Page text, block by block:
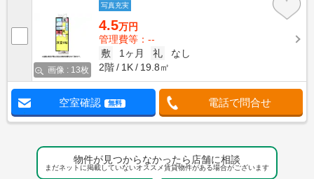
画像 : 13枚
写真充実
4.5万円
管理費等：--
敷
1ヶ月 礼
なし
2階
1K 19.8㎡
空室確認 無料 電話で問合せ
物件が見つからなかったら店舗に相談
まだネットに掲載していないオススメ賃貸物件がある場合がございます